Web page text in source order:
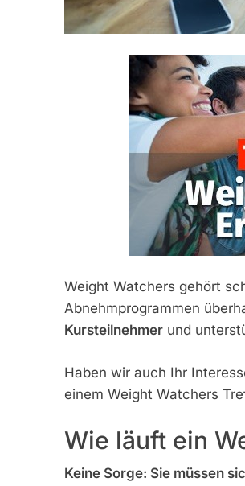
Weight Watchers gehört
Abnehmprogrammen
Kursteilnehmerund
Haben wir auch Ihr
einem Weight Watchers
Wie läuft ein
Keine Sorge: Sie müssen